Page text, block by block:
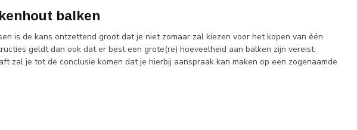
balken
is de kans ontzettend groot dat je niet zomaar zal kiezen voor het kopen van één
geldt dan ook dat er best een grote(re) hoeveelheid aan balken zijn vereist.
zal je tot de conclusie komen dat je hierbij aanspraak kan maken op een zogenaamde